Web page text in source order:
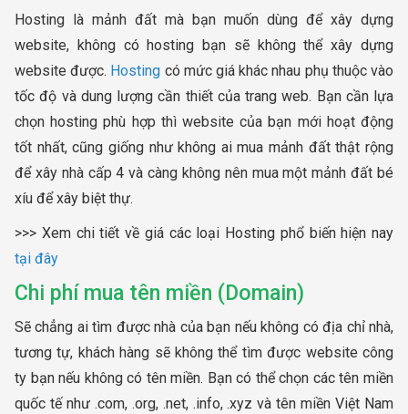
Hosting là mảnh đất mà bạn muốn dùng để xây dựng
website, không có hosting bạn sẽ không thể xây dựng
website được. Hosting có mức giá khác nhau phụ thuộc vào
tốc độ và dung lượng cần thiết của trang web. Bạn cần lựa
chọn hosting phù hợp thì website của bạn mới hoạt động
tốt nhất, cũng giống như không ai mua mảnh đất thật rộng
để xây nhà cấp 4 và càng không nên mua một mảnh đất bé
xíu để xây biệt thự.
>>> Xem chi tiết về giá các loại Hosting phổ biến hiện nay
tại đây
Chi phí mua tên miền (Domain)
Sẽ chẳng ai tìm được nhà của bạn nếu không có địa chỉ nhà,
tương tự, khách hàng sẽ không thể tìm được website công
ty bạn nếu không có tên miền. Bạn có thể chọn các tên miền
quốc tế như .com, .org, .net, .info, .xyz và tên miền Việt Nam